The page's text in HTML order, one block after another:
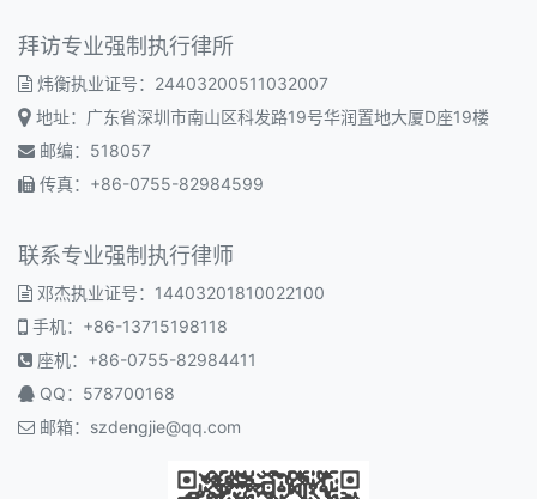
拜访专业强制执行律所
炜衡执业证号：24403200511032007
地址：广东省深圳市南山区科发路19号华润置地大厦D座19楼
邮编：518057
传真：+86-0755-82984599
联系专业强制执行律师
邓杰执业证号：14403201810022100
手机：+86-13715198118
座机：+86-0755-82984411
QQ：578700168
邮箱： szdengjie@qq.com